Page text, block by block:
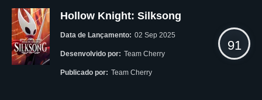
Hollow Knight: Silksong
Data de Lançamento: 02 Sep 2025
Desenvolvido por: Team Cherry
Publicado por: Team Cherry
91